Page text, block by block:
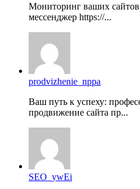
Мониторинг ваших
мессенджер https://...
prodvizhenie_nppa
Ваш путь к успеху:
продвижение сайта пр...
SEO_ywEi